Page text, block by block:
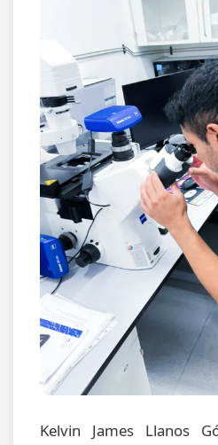
Kelvin James Llanos